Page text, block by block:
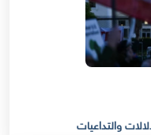
والتداعيات